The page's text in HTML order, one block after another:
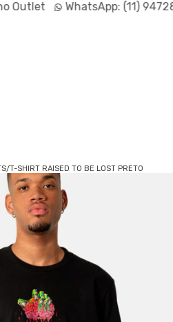
WhatsApp:(11) 94728-
/T-SHIRT RAISED TO BE LOST PRETO